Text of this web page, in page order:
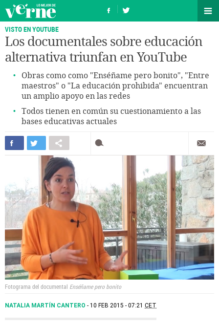
VISTO EN YOUTUBE
Los documentales sobre educación
alternativa triunfan en YouTube
Obras como como "Enséñame pero bonito", "Entre
maestros" o "La educación prohibida" encuentran
un amplio apoyo en las redes
Todos tienen en común su cuestionamiento a las
bases educativas actuales
Fotograma del documental Enséñame pero bonito
NATALIA MARTÍN CANTERO 10 FEB 2015 - 07:21 CET